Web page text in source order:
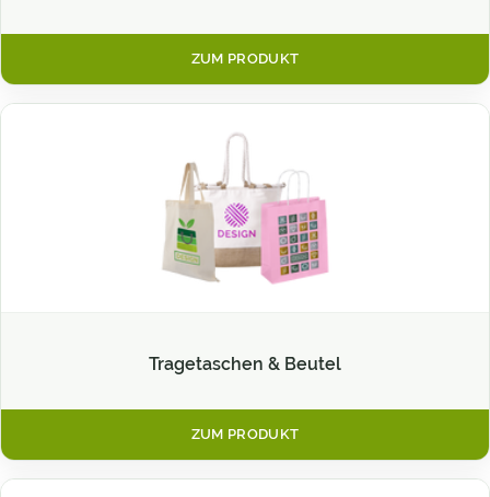
ZUM PRODUKT
Tragetaschen & Beutel
ZUM PRODUKT